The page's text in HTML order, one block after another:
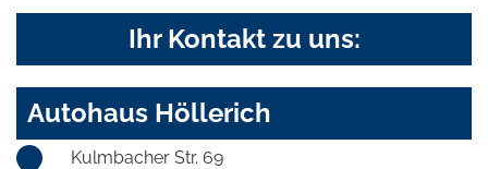
Ihr Kontakt zu uns:
Autohaus Höllerich
Kulmbacher Str. 69